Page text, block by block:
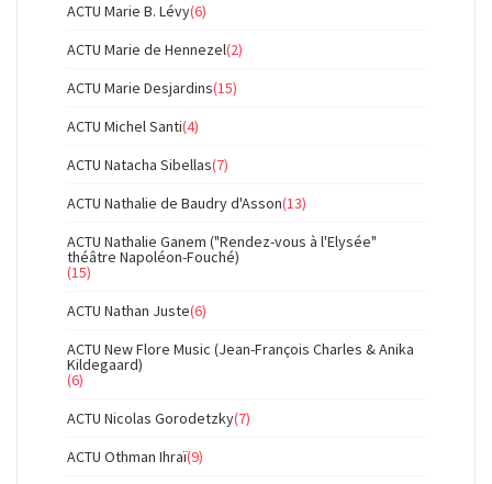
ACTU Marie B. Lévy(6)
ACTU Marie de Hennezel(2)
ACTU Marie Desjardins(15)
ACTU Michel Santi(4)
ACTU Natacha Sibellas(7)
ACTU Nathalie de Baudry d'Asson(13)
ACTU Nathalie Ganem ("Rendez-vous à l'Elysée"
théâtre Napoléon-Fouché)
(15)
ACTU Nathan Juste(6)
ACTU New Flore Music (Jean-François Charles & Anika
Kildegaard)
(6)
ACTU Nicolas Gorodetzky(7)
ACTU Othman Ihraï(9)